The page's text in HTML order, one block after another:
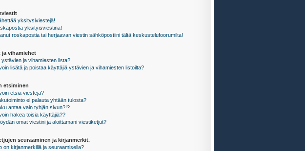
yksitysiviestejä!
yksityisviestinä!
roskapostia tai herjaavan viestin sähköpostiini tältä keskustelufoorumilta!
ja vihamiehet
ystävien ja vihamiesten lista?
lisätä ja poistaa käyttäjiä ystävien ja vihamiesten listoilta?
etsiminen
etsiä viestejä?
ei palauta yhtään tulosta?
antaa vain tyhjän sivun?!?
hakea toisia käyttäjiä??
omat viestini ja aloittamani viestiketjut?
seuraaminen ja kirjanmerkit.
on kirjanmerkillä ja seuraamisella?